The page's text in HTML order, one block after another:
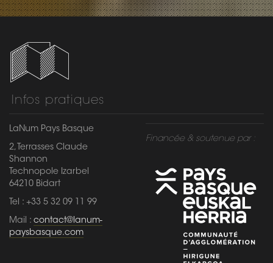
Infos pratiques
LaNum Pays Basque
2, Terrasses Claude
Shannon
Technopole Izarbel
64210 Bidart
Tel : +33 5 32 09 11 99
Mail : contact@lanum-
paysbasque.com
Financée & soutenue par :